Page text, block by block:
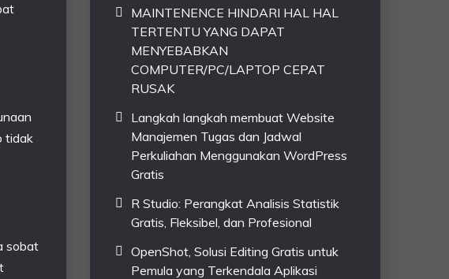
tidak
sobat
MAINTENENCE HINDARI HAL HAL
TERTENTU YANG DAPAT
MENYEBABKAN
COMPUTER/PC/LAPTOP CEPAT
RUSAK
Langkah langkah membuat Website
Manajemen Tugas dan Jadwal
Perkuliahan Menggunakan WordPress
Gratis
R Studio: Perangkat Analisis Statistik
Gratis, Fleksibel, dan Profesional
OpenShot, Solusi Editing Gratis untuk
Pemula yang Terkendala Aplikasi